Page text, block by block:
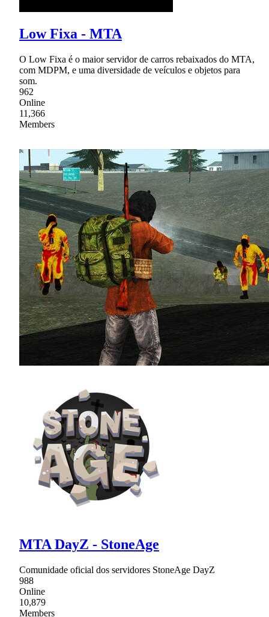
Low Fixa - MTA
O Low Fixa é o maior servidor de carros rebaixados do MTA,
com MDPM, e uma diversidade de veículos e objetos para
som.
962
Online
11,366
Members
MTA DayZ - StoneAge
Comunidade oficial dos servidores StoneAge DayZ
988
Online
10,879
Members